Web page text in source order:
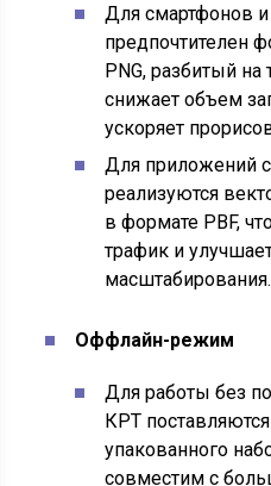
Для смартфонов
предпочтителен
PNG, разбитый на
снижает объем
ускоряет
Для приложений
реализуются
в формате PBF,
трафик и
масштабирования.
Оффлайн-режим
Для работы без
КРТ
упакованного
совместим с